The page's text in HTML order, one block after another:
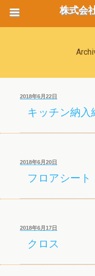
株式会
2018年6月22日
キッチン納入
2018年6月20日
フロアシート
2018年6月17日
クロス